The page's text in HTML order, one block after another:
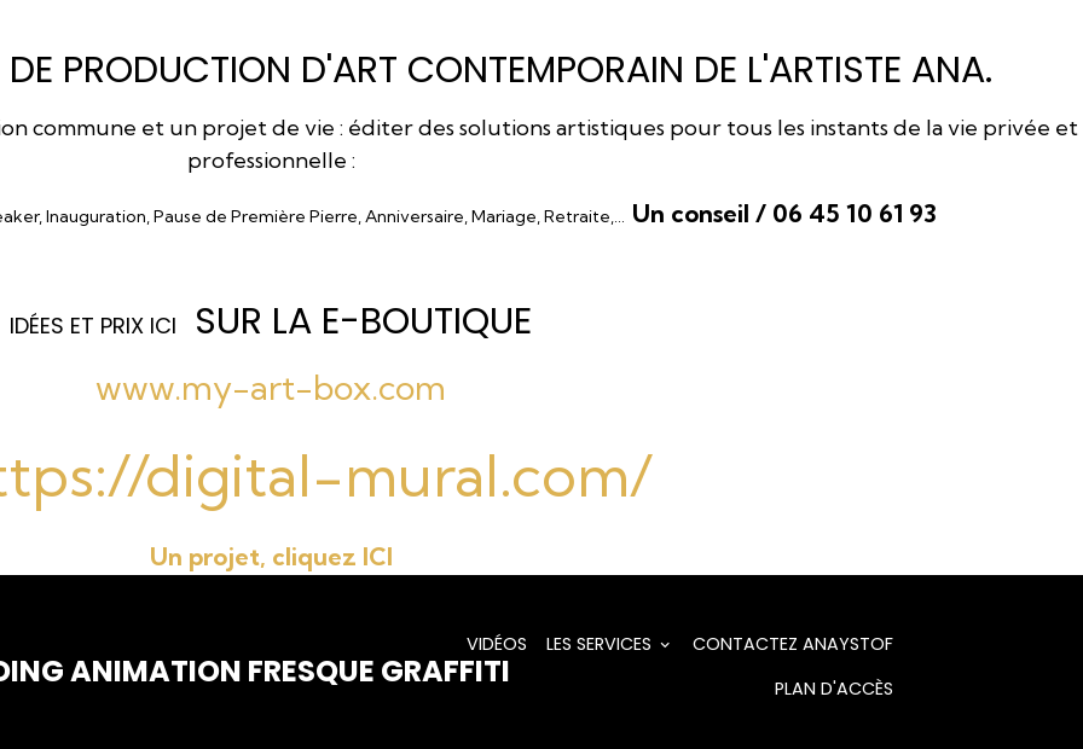
PRODUCTION D'ART CONTEMPORAIN DE L'ARTISTE ANA.
commune et un projet de vie : éditer des solutions artistiques pour tous les instants de la vie privée et
professionnelle :
Inauguration, Pause de Première Pierre, Anniversaire, Mariage, Retraite,… Un conseil / 06 45 10 61 93
IDÉES ET PRIX ICI SUR LA E-BOUTIQUE
www.my-art-box.com
digital-mural.com/
Un projet, cliquez ICI
ANIMATION FRESQUE GRAFFITI
VIDÉOS LES SERVICES
CONTACTEZ ANAYSTOF
PLAN D'ACCÈS